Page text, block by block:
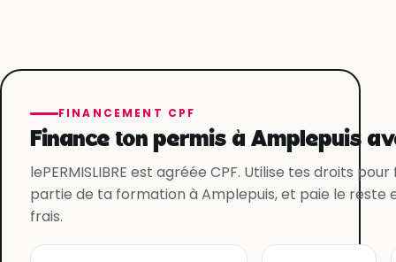
FINANCEMENT CPF
Finance ton permis à Amplepuis
lePERMISLIBRE est agréée CPF. Utilise tes droits
partie de ta formation à Amplepuis, et paie le reste
frais.